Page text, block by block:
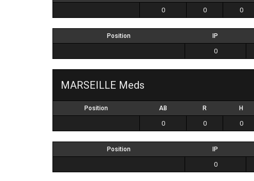
0 0 0
Position IP
0
MARSEILLE Meds
Position AB R H
0 0 0
Position IP
0